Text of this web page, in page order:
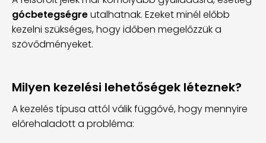
gócbetegségreutalhatnak. Ezeket minél előbb
kezelni szükséges, hogy időben megelőzzük a
szövődményeket.
Milyen kezelési lehetőségek léteznek?
A kezelés típusa attól válik függővé, hogy mennyire
előrehaladott a probléma: